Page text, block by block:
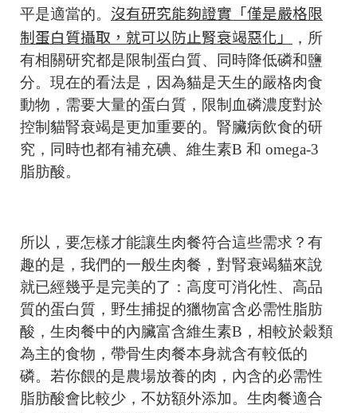
平是適當的。 沒有研究能夠證實「僅是嚴格限
制蛋白質攝取，就可以防止腎衰竭惡化」
，所
有相關研究都是限制蛋白質、同時降低磷和鹽
分。現在的看法是，因為貓是天生的嚴格肉食
動物，需要大量的蛋白質，限制血磷濃度對於
控制貓腎衰竭是更加重要的。腎臟病飲食的研
究，同時也都有補充碘、維生素B 和 omega-3
脂肪酸。
所以，要怎樣才能讓生肉餐符合這些需求？有
趣的是，我們的一般生肉餐，對腎衰竭貓來說
就已經幾乎是完美的了：高度可消化性、高品
質的蛋白質，野生捕捉的獵物富含必需性脂肪
酸，生肉餐中的內臟富含維生素B，相較於穀類
為主的食物，帶骨生肉餐本身就含有較低的
磷。若你餵的是農場放養的肉，內含的必需性
脂肪酸會比較少，不妨額外添加。生肉餐適合